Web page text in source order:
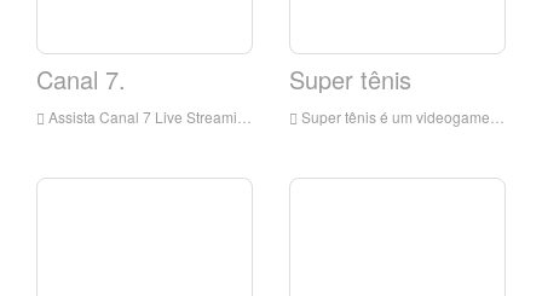
Canal 7.
Assista Canal 7 Live Streaming Online, Canal 7 Streaming ao vivo, Canal 7 é uma estação de televisão em Italia
Super tênis
Super tênis é um videogame de tênis de 1991 para o Super Nes. Ele lançado em pontos iniciais na prateleira da super nintendo e usa o modo 7